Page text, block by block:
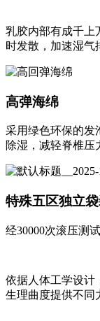
乳胶内部有成千上
时发散，加速湿气
高弹海绵
采用绿色环保的发
除湿，减轻脊椎压
特殊五区独立
经30000次滚压测
依据人体工学设计
生理曲度提供不同